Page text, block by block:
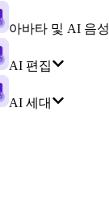
아바타 및 AI 음성
AI 편집
AI 세대